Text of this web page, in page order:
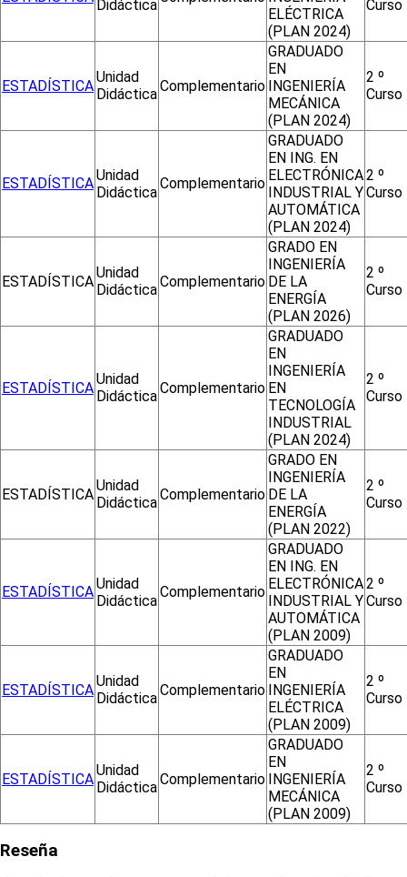
Didáctica
ELÉCTRICA
(PLAN 2024)
Curso
ESTADÍSTICA
Unidad
DidácticaComplementario
GRADUADO
EN
INGENIERÍA
MECÁNICA
(PLAN 2024)
2 º
Curso
ESTADÍSTICAUnidad
Didáctica
Complementario
GRADUADO
EN ING. EN
ELECTRÓNICA
INDUSTRIAL Y
AUTOMÁTICA
(PLAN 2024)
2 º
Curso
ESTADÍSTICA
Unidad
DidácticaComplementario
GRADO EN
INGENIERÍA
DE LA
ENERGÍA
(PLAN 2026)
2 º
Curso
ESTADÍSTICA
Unidad
DidácticaComplementario
GRADUADO
EN
INGENIERÍA
EN
TECNOLOGÍA
INDUSTRIAL
(PLAN 2024)
2 º
Curso
ESTADÍSTICA
Unidad
DidácticaComplementario
GRADO EN
INGENIERÍA
DE LA
ENERGÍA
(PLAN 2022)
2 º
Curso
ESTADÍSTICAUnidad
Didáctica
Complementario
GRADUADO
EN ING. EN
ELECTRÓNICA
INDUSTRIAL Y
AUTOMÁTICA
(PLAN 2009)
2 º
Curso
ESTADÍSTICA
Unidad
DidácticaComplementario
GRADUADO
EN
INGENIERÍA
ELÉCTRICA
(PLAN 2009)
2 º
Curso
ESTADÍSTICA
Unidad
DidácticaComplementario
GRADUADO
EN
INGENIERÍA
MECÁNICA
(PLAN 2009)
2 º
Curso
Reseña